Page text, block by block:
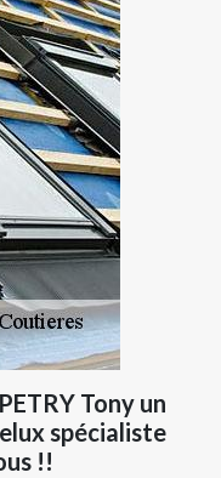
Tony un
spécialiste
!!